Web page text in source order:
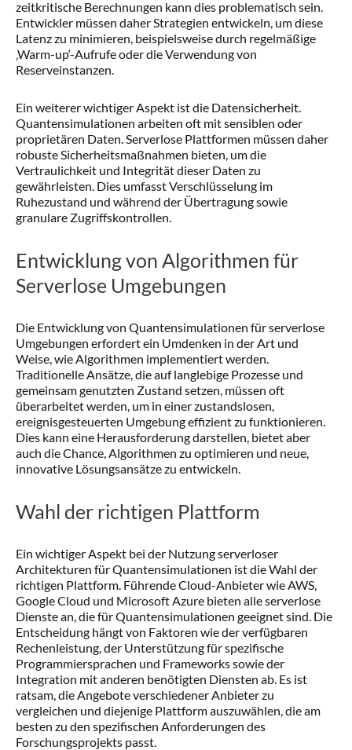
zeitkritische Berechnungen kann dies problematisch sein.
Entwickler müssen daher Strategien entwickeln, um diese
Latenz zu minimieren, beispielsweise durch regelmäßige
‚Warm-up‘-Aufrufe oder die Verwendung von
Reserveinstanzen.
Ein weiterer wichtiger Aspekt ist die Datensicherheit.
Quantensimulationen arbeiten oft mit sensiblen oder
proprietären Daten. Serverlose Plattformen müssen daher
robuste Sicherheitsmaßnahmen bieten, um die
Vertraulichkeit und Integrität dieser Daten zu
gewährleisten. Dies umfasst Verschlüsselung im
Ruhezustand und während der Übertragung sowie
granulare Zugriffskontrollen.
Entwicklung von Algorithmen für
Serverlose Umgebungen
Die Entwicklung von Quantensimulationen für serverlose
Umgebungen erfordert ein Umdenken in der Art und
Weise, wie Algorithmen implementiert werden.
Traditionelle Ansätze, die auf langlebige Prozesse und
gemeinsam genutzten Zustand setzen, müssen oft
überarbeitet werden, um in einer zustandslosen,
ereignisgesteuerten Umgebung effizient zu funktionieren.
Dies kann eine Herausforderung darstellen, bietet aber
auch die Chance, Algorithmen zu optimieren und neue,
innovative Lösungsansätze zu entwickeln.
Wahl der richtigen Plattform
Ein wichtiger Aspekt bei der Nutzung serverloser
Architekturen für Quantensimulationen ist die Wahl der
richtigen Plattform. Führende Cloud-Anbieter wie AWS,
Google Cloud und Microsoft Azure bieten alle serverlose
Dienste an, die für Quantensimulationen geeignet sind. Die
Entscheidung hängt von Faktoren wie der verfügbaren
Rechenleistung, der Unterstützung für spezifische
Programmiersprachen und Frameworks sowie der
Integration mit anderen benötigten Diensten ab. Es ist
ratsam, die Angebote verschiedener Anbieter zu
vergleichen und diejenige Plattform auszuwählen, die am
besten zu den spezifischen Anforderungen des
Forschungsprojekts passt.